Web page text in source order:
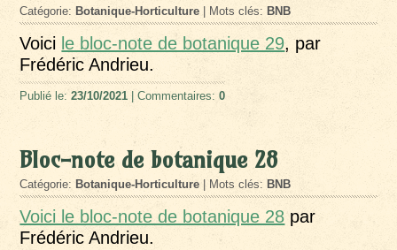
Catégorie: Botanique-Horticulture | Mots clés: BNB
Voici le bloc-note de botanique 29, par
Frédéric Andrieu.
Publié le:23/10/2021 | Commentaires:0
Bloc-note de botanique 28
Catégorie: Botanique-Horticulture | Mots clés: BNB
Voici le bloc-note de botanique 28 par
Frédéric Andrieu.